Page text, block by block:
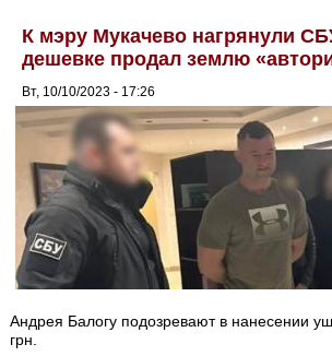
К мэру Мукачево нагрянули
дешевке продал землю
Вт, 10/10/2023 - 17:26
Андрея Балогу подозревают в нанесении
грн.